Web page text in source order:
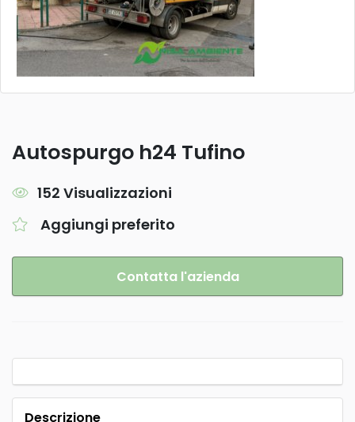
Autospurgo h24 Tufino
152 Visualizzazioni
Aggiungi preferito
Contatta l'azienda
Descrizione